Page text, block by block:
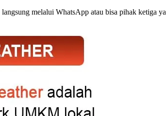
langsung melalui WhatsApp atau bisa pihak ketiga